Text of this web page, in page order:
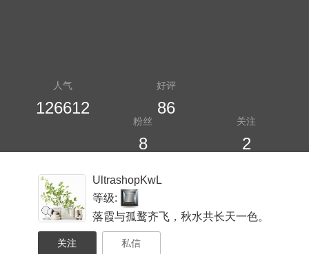
人气
126612
好评
86
关注
2
粉丝
8
UltrashopKwL
等级:
落霞与孤鹜齐飞，秋水共长天一色。